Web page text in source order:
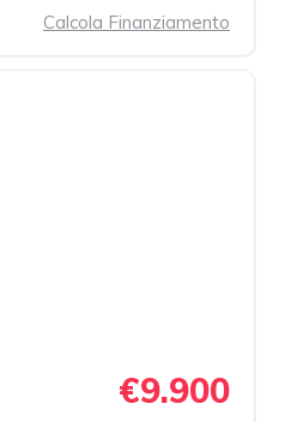
Calcola Finanziamento
€9.900